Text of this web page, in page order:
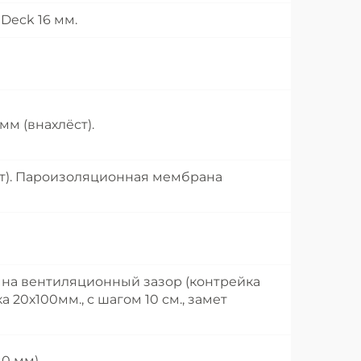
16 мм.
(внахлёст).
Пароизоляционная мембрана
вентиляционный зазор (контрейка
20х100мм., с шагом 10 см., замет